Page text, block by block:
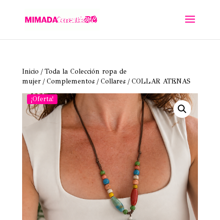
Inicio /Toda la Colección ropa de
mujer/Complementos /Collares / COLLAR ATENAS
¡Oferta!